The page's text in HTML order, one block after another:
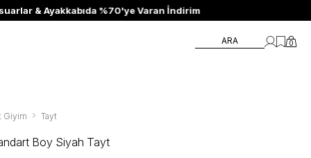
ARA 0
Giyim Tayt
Boy Siyah Tayt